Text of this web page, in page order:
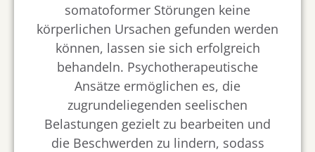
somatoformer Störungen keine
körperlichen Ursachen gefunden werden
können, lassen sie sich erfolgreich
behandeln. Psychotherapeutische
Ansätze ermöglichen es, die
zugrundeliegenden seelischen
Belastungen gezielt zu bearbeiten und
die Beschwerden zu lindern, sodass